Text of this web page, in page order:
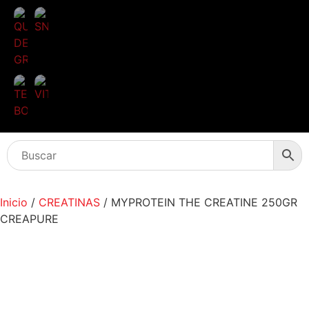
QUEMADORES
DE
TEST
BOOSTER
VITAMINAS
Inicio / CREATINAS / MYPROTEIN THE CREATINE 250GR
CREAPURE